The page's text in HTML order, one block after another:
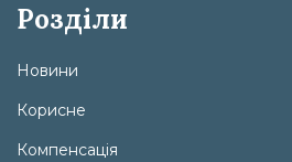
Розділи
Новини
Корисне
Компенсація